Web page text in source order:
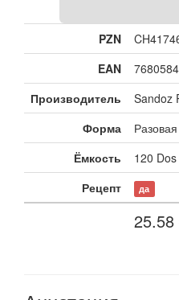
PZN
EAN
Производитель
Sandoz
Форма
Ёмкость
120 Dos
Рецепт
да
25.58